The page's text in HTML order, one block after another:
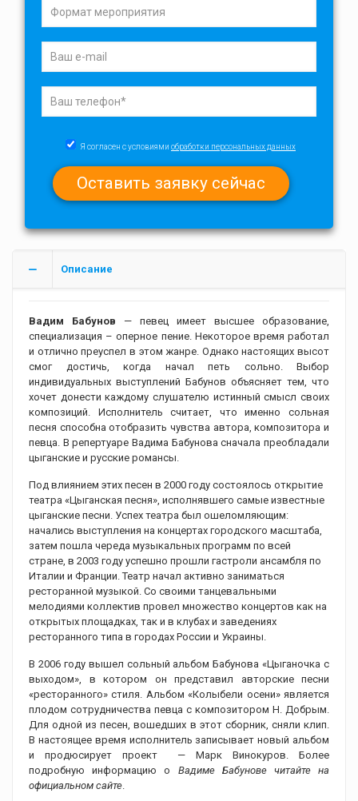
Я согласен с условиями обработки персональных данных
Описание
Вадим Бабунов — певец имеет высшее образование,
специализация – оперное пение. Некоторое время работал
и отлично преуспел в этом жанре. Однако настоящих высот
смог достичь, когда начал петь сольно. Выбор
индивидуальных выступлений Бабунов объясняет тем, что
хочет донести каждому слушателю истинный смысл своих
композиций. Исполнитель считает, что именно сольная
песня способна отобразить чувства автора, композитора и
певца. В репертуаре Вадима Бабунова сначала преобладали
цыганские и русские романсы.
Под влиянием этих песен в 2000 году состоялось открытие
театра «Цыганская песня», исполнявшего самые известные
цыганские песни. Успех театра был ошеломляющим:
начались выступления на концертах городского масштаба,
затем пошла череда музыкальных программ по всей
стране, в 2003 году успешно прошли гастроли ансамбля по
Италии и Франции. Театр начал активно заниматься
ресторанной музыкой. Со своими танцевальными
мелодиями коллектив провел множество концертов как на
открытых площадках, так и в клубах и заведениях
ресторанного типа в городах России и Украины.
В 2006 году вышел сольный альбом Бабунова «Цыганочка с
выходом», в котором он представил авторские песни
«ресторанного» стиля. Альбом «Колыбели осени» является
плодом сотрудничества певца с композитором Н. Добрым.
Для одной из песен, вошедших в этот сборник, сняли клип.
В настоящее время исполнитель записывает новый альбом
и продюсирует проект — Марк Винокуров. Более
подробную информацию о Вадиме Бабунове читайте на
официальном сайте.